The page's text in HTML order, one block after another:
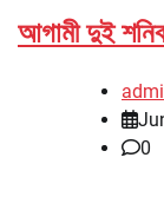
আগামী দুই
0